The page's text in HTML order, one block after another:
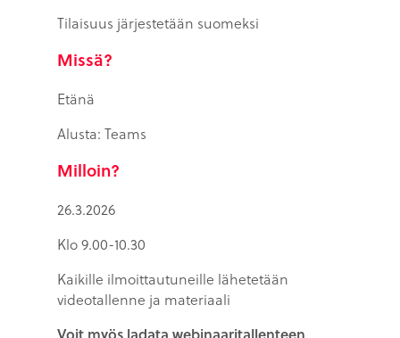
Tilaisuus järjestetään suomeksi
Missä?
Etänä
Alusta: Teams
Milloin?
26.3.2026
Klo 9.00-10.30
Kaikille ilmoittautuneille lähetetään
videotallenne ja materiaali
Voit myös ladata webinaaritallenteen